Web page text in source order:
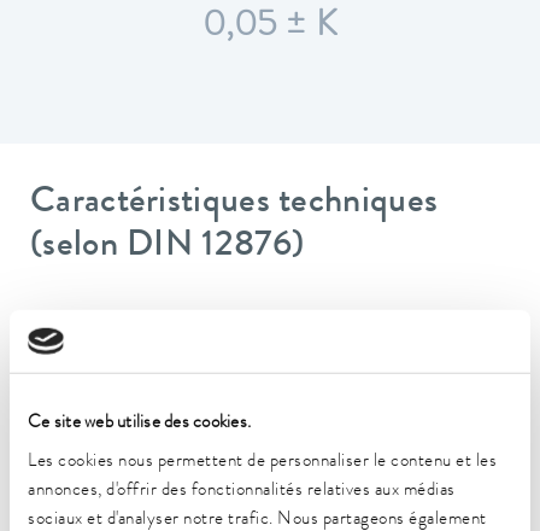
Ce site web utilise des cookies.
Les cookies nous permettent de personnaliser le contenu et les
annonces, d'offrir des fonctionnalités relatives aux médias
sociaux et d'analyser notre trafic. Nous partageons également
0,05 ± K
Caractéristiques techniques
(selon DIN 12876)
35 ... 100 °C
refroidissement à l'eau
20 ... 100 °C
Plage de température de fonctionnement